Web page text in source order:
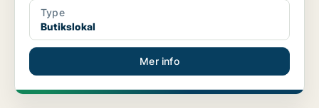
Type
Butikslokal
Mer info